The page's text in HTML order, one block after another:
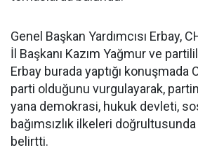
Genel Başkan Yardımcısı Erbay,
İl Başkanı Kazım Yağmur ve
Erbay burada yaptığı konuşmada
parti olduğunu vurgulayarak,
yana demokrasi, hukuk devleti,
bağımsızlık ilkeleri
belirtti.